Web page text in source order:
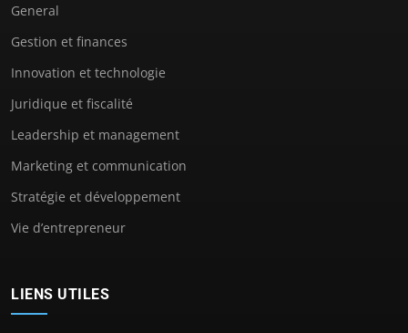
General
Gestion et finances
Innovation et technologie
Juridique et fiscalité
Leadership et management
Marketing et communication
Stratégie et développement
Vie d’entrepreneur
LIENS UTILES